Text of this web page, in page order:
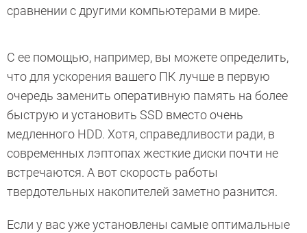
сравнении с другими компьютерами в мире.
С ее помощью, например, вы можете определить,
что для ускорения вашего ПК лучше в первую
очередь заменить оперативную память на более
быструю и установить SSD вместо очень
медленного HDD. Хотя, справедливости ради, в
современных лэптопах жесткие диски почти не
встречаются. А вот скорость работы
твердотельных накопителей заметно разнится.
Если у вас уже установлены самые оптимальные